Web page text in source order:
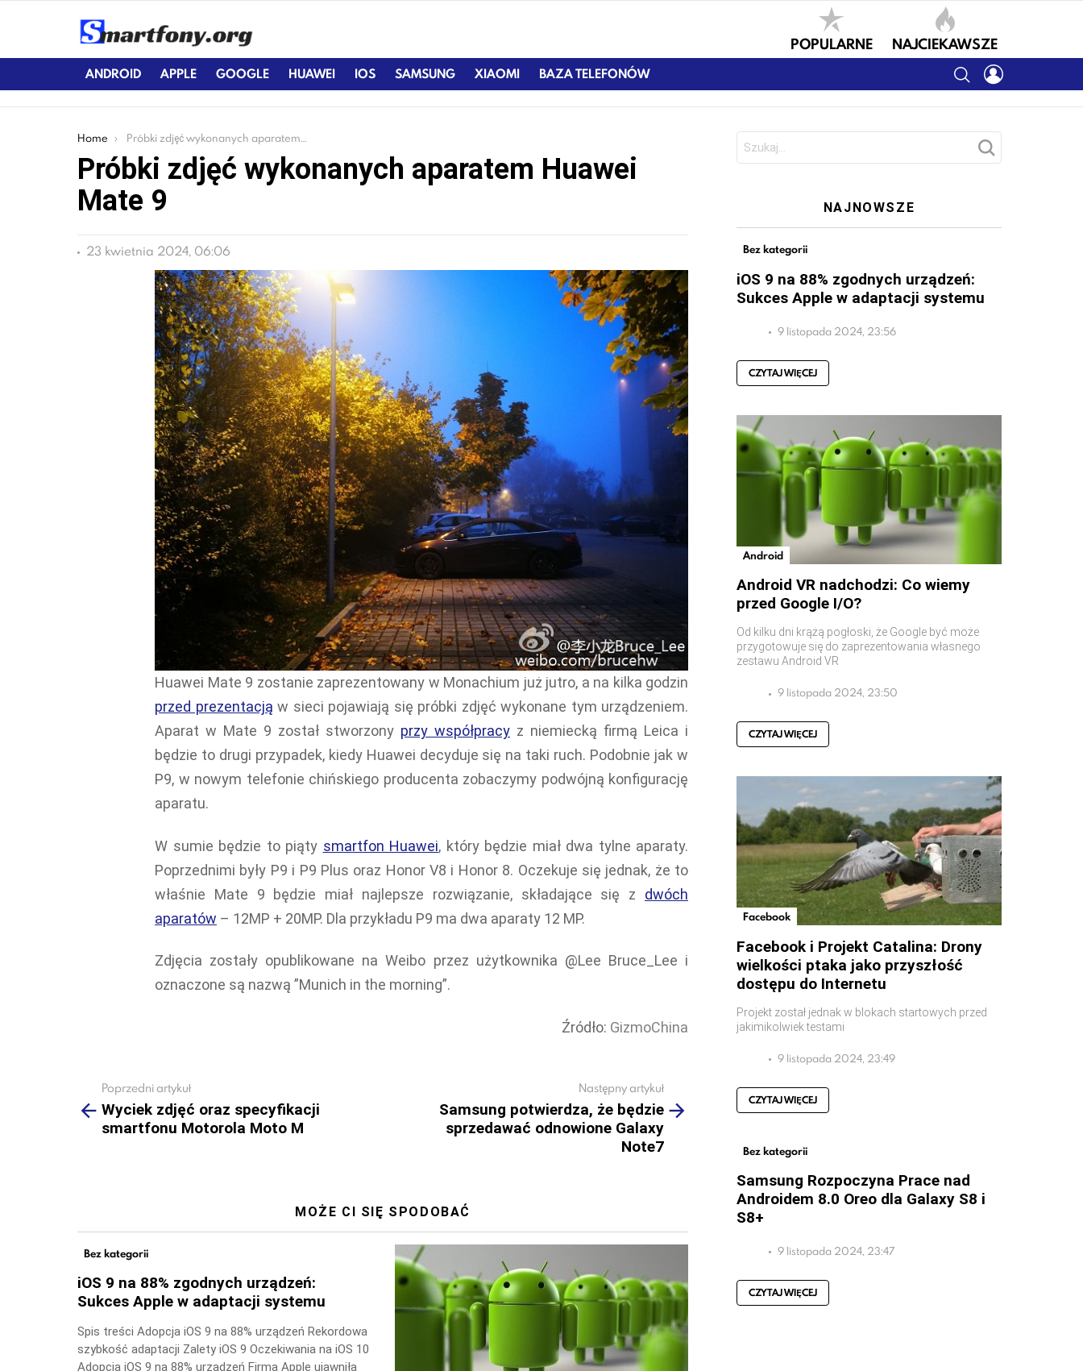
POPULARNE NAJCIEKAWSZE
ANDROID APPLE GOOGLE HUAWEI IOS SAMSUNG XIAOMI BAZA TELEFONÓW SEARCH
You are here:
Home Próbki zdjęć wykonanych aparatem Huawei Mate 9
Próbki zdjęć wykonanych aparatem Huawei
Mate 9
23 kwietnia 2024, 06:06
Huawei Mate 9 zostanie zaprezentowany w Monachium już jutro, a na kilka godzin
przed prezentacją w sieci pojawiają się próbki zdjęć wykonane tym urządzeniem.
Aparat w Mate 9 został stworzony przy współpracy z niemiecką firmą Leica i
będzie to drugi przypadek, kiedy Huawei decyduje się na taki ruch. Podobnie jak w
P9, w nowym telefonie chińskiego producenta zobaczymy podwójną konfigurację
aparatu.
W sumie będzie to piąty smartfon Huawei, który będzie miał dwa tylne aparaty.
Poprzednimi były P9 i P9 Plus oraz Honor V8 i Honor 8. Oczekuje się jednak, że to
właśnie Mate 9 będzie miał najlepsze rozwiązanie, składające się z dwóch
aparatów – 12MP + 20MP. Dla przykładu P9 ma dwa aparaty 12 MP.
Zdjęcia zostały opublikowane na Weibo przez użytkownika @Lee Bruce_Lee i
oznaczone są nazwą ”Munich in the morning”.
Źródło: GizmoChina
more
Poprzedni artykuł
Wyciek zdjęć oraz specyfikacji
smartfonu Motorola Moto M
Następny artykuł
Samsung potwierdza, że będzie
sprzedawać odnowione Galaxy
Note7
MOŻE CI SIĘ SPODOBAĆ
Bez kategorii
iOS 9 na 88% zgodnych urządzeń:
Sukces Apple w adaptacji systemu
Spis treści Adopcja iOS 9 na 88% urządzeń Rekordowa
szybkość adaptacji Zalety iOS 9 Oczekiwania na iOS 10
Adopcja iOS 9 na 88% urządzeń Firma Apple ujawniła
NAJNOWSZE
Bez kategorii
iOS 9 na 88% zgodnych urządzeń:
Sukces Apple w adaptacji systemu
9 listopada 2024, 23:56
CZYTAJ WIĘCEJ
Android
Android VR nadchodzi: Co wiemy
przed Google I/O?
Od kilku dni krążą pogłoski, że Google być może
przygotowuje się do zaprezentowania własnego
zestawu Android VR
9 listopada 2024, 23:50
CZYTAJ WIĘCEJ
Facebook
Facebook i Projekt Catalina: Drony
wielkości ptaka jako przyszłość
dostępu do Internetu
Projekt został jednak w blokach startowych przed
jakimikolwiek testami
9 listopada 2024, 23:49
CZYTAJ WIĘCEJ
Bez kategorii
Samsung Rozpoczyna Prace nad
Androidem 8.0 Oreo dla Galaxy S8 i
S8+
9 listopada 2024, 23:47
CZYTAJ WIĘCEJ